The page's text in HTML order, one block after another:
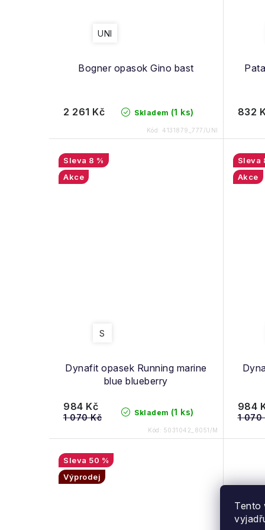
Tento
Bogner opasok Gino bast
UNI
Skladem (1 ks)
2 261 Kč
Kód: 4131879_777/UNI
832
Dynafit opasek Running marine
blue blueberry
8 %
Akce
S
Skladem (1 ks)
984 Kč
1 070 Kč
Kód: 5031042_8051/M
Akce
984
1 070
50 %
Výprodej